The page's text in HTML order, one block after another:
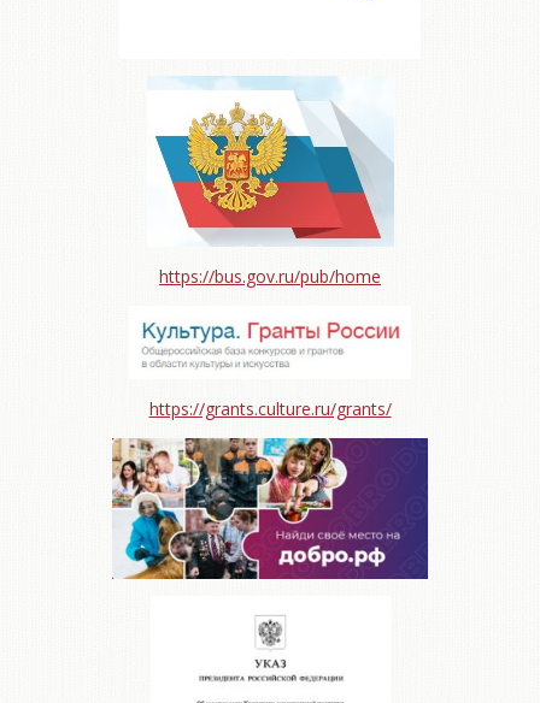
https://bus.gov.ru/pub/home
https://grants.culture.ru/grants/